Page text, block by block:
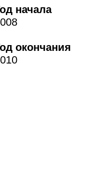
начала
окончания